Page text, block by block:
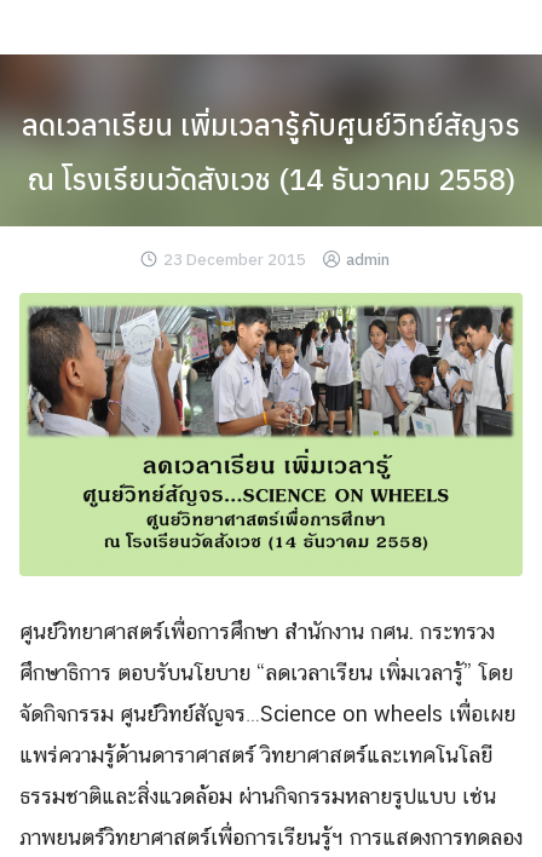
to
ลดเวลาเรียน เพิ่มเวลารู้กับศูนย์วิทย์สัญจร
ณ โรงเรียนวัดสังเวช (14 ธันวาคม 2558)
23 December 2015 admin
ศูนย์วิทยาศาสตร์เพื่อการศึกษา สำนักงาน กศน. กระทรวง
ศึกษาธิการ ตอบรับนโยบาย “ลดเวลาเรียน เพิ่มเวลารู้” โดย
จัดกิจกรรม ศูนย์วิทย์สัญจร…Science on wheels เพื่อเผย
แพร่ความรู้ด้านดาราศาสตร์ วิทยาศาสตร์และเทคโนโลยี
ธรรมชาติและสิ่งแวดล้อม ผ่านกิจกรรมหลายรูปแบบ เช่น
ภาพยนตร์วิทยาศาสตร์เพื่อการเรียนรู้ฯ การแสดงการทดลอง